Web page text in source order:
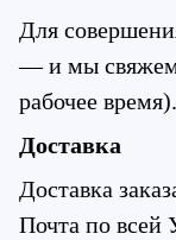
Для
— и мы
рабочее время).
Доставка
Доставка
Почта по всей